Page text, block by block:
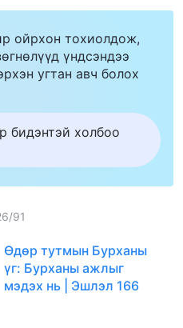
ойрхон тохиолдож,
үндсэндээ
угтан авч болох
бидэнтэй холбоо
/91
Өдөр тутмын Бурханы
үг: Бурханы ажлыг
мэдэх нь | Эшлэл 166